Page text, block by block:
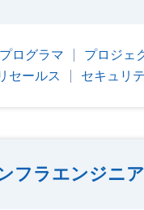
ログラマ
プロジェ
セールス
セキュリ
フラエンジニ